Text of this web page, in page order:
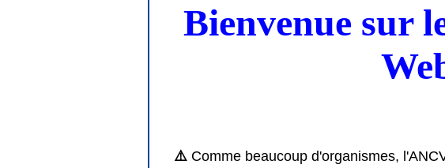
Bienvenue sur
⚠️ Comme beaucoup d'organismes,